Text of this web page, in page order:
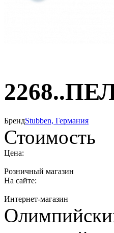
БрендStubben, Германия
Стоимость
Цена:
Розничный магазин
На сайте:
Интернет-магазин